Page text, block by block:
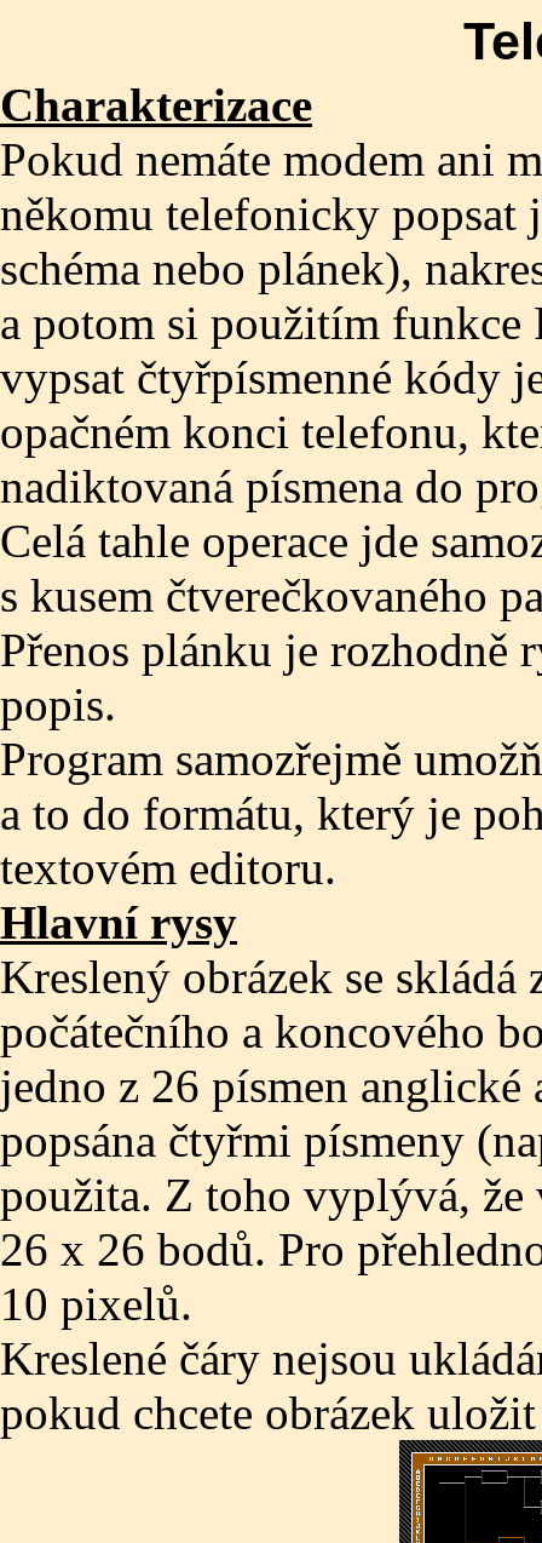
Charakterizace
Pokud nemáte modem ani
někomu telefonicky popsat
schéma nebo plánek),
a potom si použitím funkce
vypsat čtyřpísmenné kódy
opačném konci telefonu,
nadiktovaná písmena do
Celá tahle operace jde
s kusem čtverečkovaného
Přenos plánku je
popis.
Program samozřejmě
a to do formátu, který je
textovém editoru.
Hlavní rysy
Kreslený obrázek se skládá
počátečního a koncového
jedno z 26 písmen anglické
popsána čtyřmi písmeny
použita. Z toho vyplývá,
26 x 26 bodů. Pro
10 pixelů.
Kreslené čáry nejsou
pokud chcete obrázek